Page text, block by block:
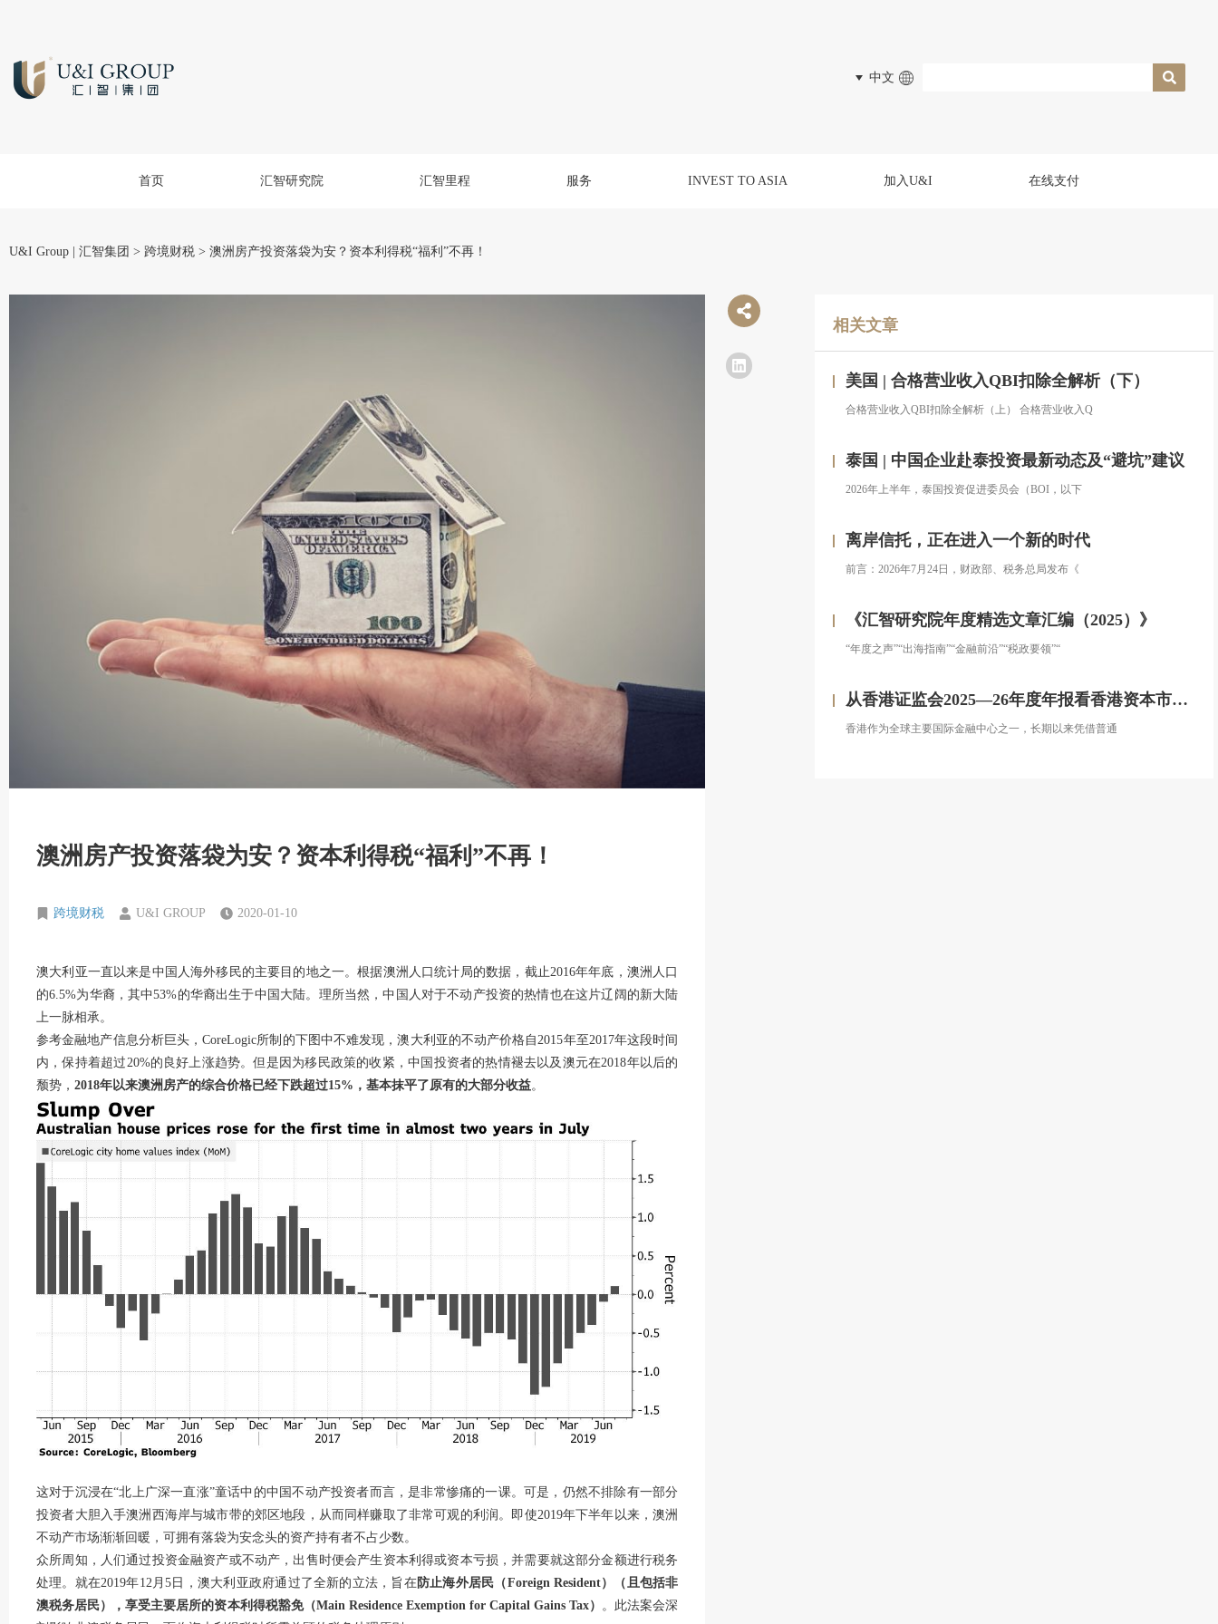
中文
首页 汇智研究院 汇智里程 服务 INVEST TO ASIA 加入U&I 在线支付
U&I Group | 汇智集团 > 跨境财税 > 澳洲房产投资落袋为安？资本利得税“福利”不再！
澳洲房产投资落袋为安？资本利得税“福利”不再！
跨境财税 U&I GROUP 2020-01-10
澳大利亚一直以来是中国人海外移民的主要目的地之一。根据澳洲人口统计局的数据，截止2016年年底，澳洲人口
的6.5%为华裔，其中53%的华裔出生于中国大陆。理所当然，中国人对于不动产投资的热情也在这片辽阔的新大陆
上一脉相承。
参考金融地产信息分析巨头，CoreLogic所制的下图中不难发现，澳大利亚的不动产价格自2015年至2017年这段时间
内，保持着超过20%的良好上涨趋势。但是因为移民政策的收紧，中国投资者的热情褪去以及澳元在2018年以后的
颓势， 2018年以来澳洲房产的综合价格已经下跌超过15% ，基本抹平了原有的大部分收益。
这对于沉浸在“北上广深一直涨”童话中的中国不动产投资者而言，是非常惨痛的一课。可是，仍然不排除有一部分
投资者大胆入手澳洲西海岸与城市带的郊区地段，从而同样赚取了非常可观的利润。即使2019年下半年以来，澳洲
不动产市场渐渐回暖，可拥有落袋为安念头的资产持有者不占少数。
众所周知，人们通过投资金融资产或不动产，出售时便会产生资本利得或资本亏损，并需要就这部分金额进行税务
处理。就在2019年12月5日，澳大利亚政府通过了全新的立法，旨在防止海外居民（Foreign Resident）（且包括非
澳税务居民），享受主要居所的资本利得税豁免（Main Residence Exemption for Capital Gains Tax）
。此法案会深
相关文章
美国 | 合格营业收入QBI扣除全解析（下）
合格营业收入QBI扣除全解析（上） 合格营业收入Q
泰国 | 中国企业赴泰投资最新动态及“避坑”建议
2026年上半年，泰国投资促进委员会（BOI，以下
离岸信托，正在进入一个新的时代
前言：2026年7月24日，财政部、税务总局发布《
《汇智研究院年度精选文章汇编（2025）》
“年度之声”“出海指南”“金融前沿”“税政要领”“
从香港证监会2025—26年度年报看香港资本市场发展的新方向
香港作为全球主要国际金融中心之一，长期以来凭借普通